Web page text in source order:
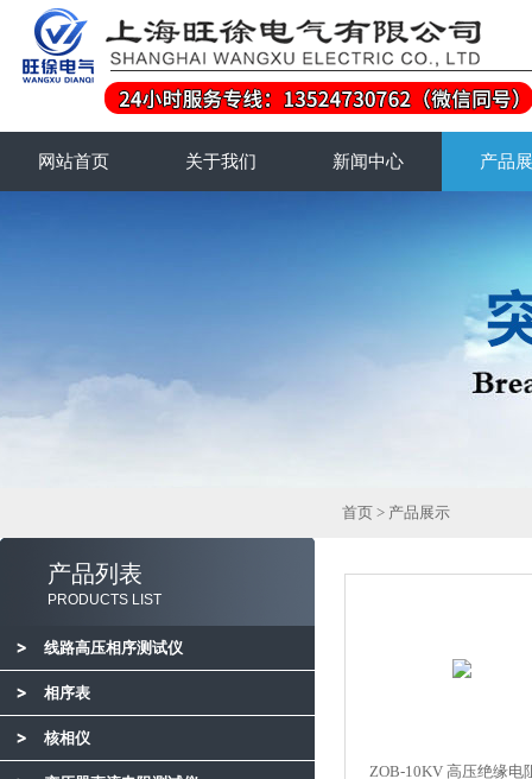
网站首页 关于我们 新闻中心 产品
产品列表
PRODUCTS LIST
线路高压相序测试仪
相序表
核相仪
首页 > 产品展示
ZOB-10KV 高压绝缘电